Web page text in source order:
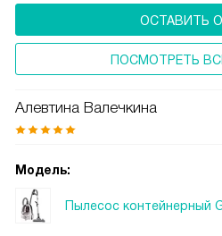
ОСТАВИТЬ
ПОСМОТРЕТЬ
Алевтина Валечкина
Модель:
Пылесос контейнерный